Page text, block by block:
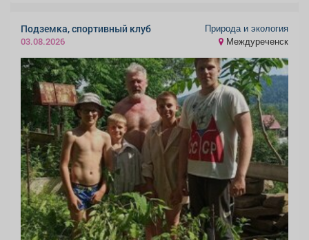
Подземка, спортивный клуб
03.08.2026
Природа и экология
Междуреченск